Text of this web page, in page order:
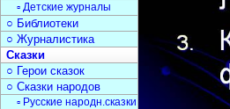
▫ Детские журналы
○ Библиотеки
○ Журналистика
Сказки
○ Герои сказок
○ Сказки народов
▫ Русские народн.сказки